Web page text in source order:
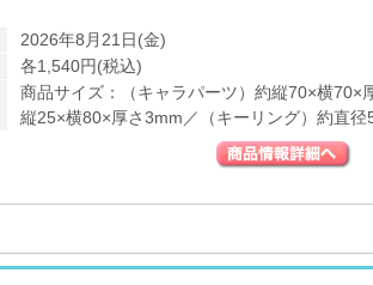
2026年8月21日(金)
各1,540円(税込)
商品サイズ：（キャラパーツ）約縦70×横70×
縦25×横80×厚さ3mm／（キーリング）約直径